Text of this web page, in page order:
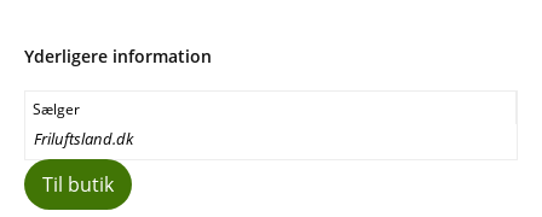
Yderligere information
Sælger
Friluftsland.dk
Til butik